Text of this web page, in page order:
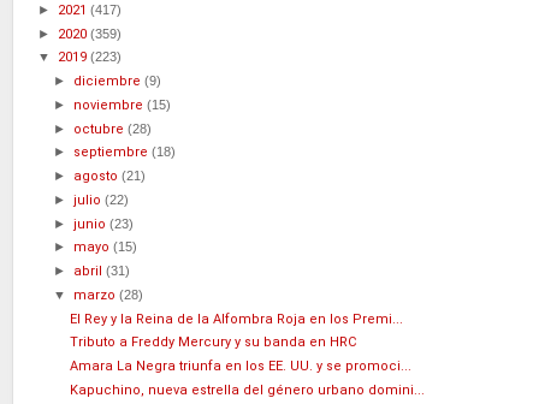
► 2021 (417)
► 2020 (359)
▼ 2019 (223)
► diciembre(9)
► noviembre(15)
► octubre(28)
► septiembre(18)
► agosto(21)
►julio(22)
►junio(23)
► mayo(15)
► abril(31)
▼ marzo(28)
El Rey y la Reina de la Alfombra Roja en los Premi...
Tributo a Freddy Mercury y su banda en HRC
Amara La Negra triunfa en los EE. UU. y se promoci...
Kapuchino, nueva estrella del género urbano domini...